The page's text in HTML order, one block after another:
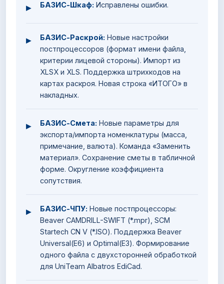
▸ БАЗИС-Шкаф: Исправлены ошибки.
▸ БАЗИС-Раскрой: Новые настройки
постпроцессоров (формат имени файла,
критерии лицевой стороны). Импорт из
XLSX и XLS. Поддержка штрихкодов на
картах раскроя. Новая строка «ИТОГО» в
накладных.
▸ БАЗИС-Смета: Новые параметры для
экспорта/импорта номенклатуры (масса,
примечание, валюта). Команда «Заменить
материал». Сохранение сметы в табличной
форме. Округление коэффициента
сопутствия.
▸ БАЗИС-ЧПУ: Новые постпроцессоры:
Beaver CAMDRILL-SWIFT (*.mpr), SCM
Startech CN V (*.ISO). Поддержка Beaver
Universal(Е6) и Optimal(Е3). Формирование
одного файла с двухсторонней обработкой
для UniTeam Albatros EdiCad.